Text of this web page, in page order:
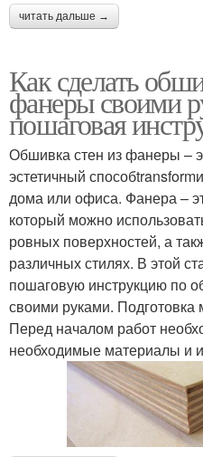
читать дальше →
Как сделать
фанеры своими
пошаговая
Обшивка стен из фанеры –
эстетичный
дома или офиса. Фанера –
который можно
ровных поверхностей, а
различных стилях. В этой
пошаговую инструкцию по
своими руками. Подготовка
Перед началом работ
необходимые материалы и